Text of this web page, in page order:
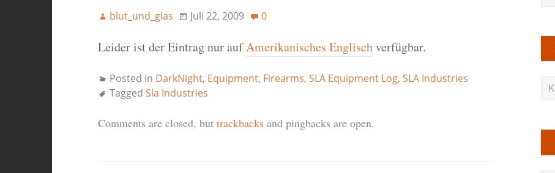
blut_und_glas Juli 22, 2009 0
Leider ist der Eintrag nur aufAmerikanisches Englischverfügbar.
Posted in DarkNight, Equipment, Firearms, SLA Equipment Log, SLA Industries
Tagged Sla Industries
Comments are closed, but trackbacksand pingbacks are open.